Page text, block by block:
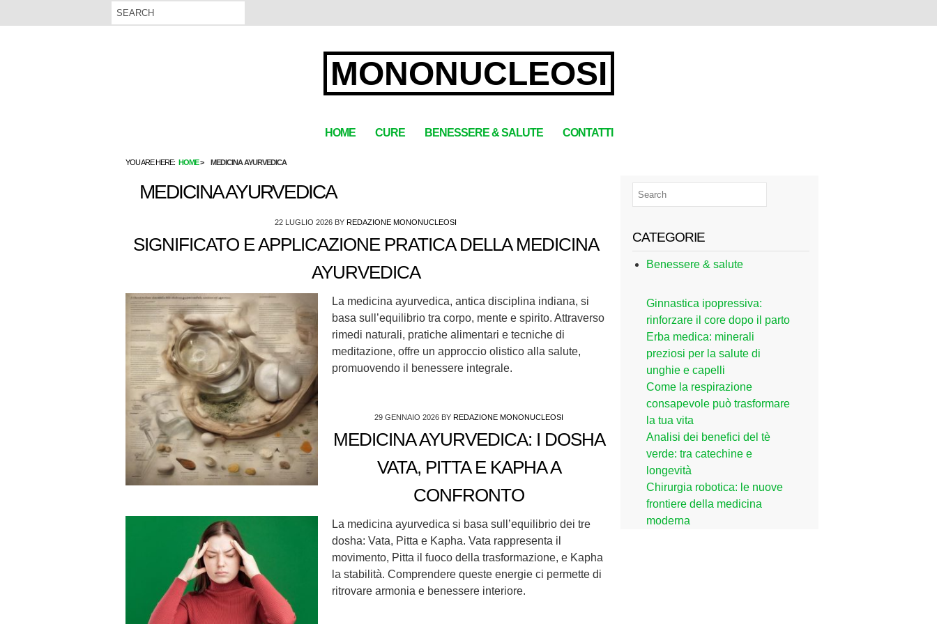
MONONUCLEOSI
HOME CURE BENESSERE & SALUTE CONTATTI
YOU ARE HERE: HOME MEDICINA AYURVEDICA
MEDICINA AYURVEDICA
22 LUGLIO 2026 BYREDAZIONE MONONUCLEOSI
SIGNIFICATO E APPLICAZIONE PRATICA DELLA MEDICINA
AYURVEDICA
La medicina ayurvedica, antica disciplina indiana, si
basa sull’equilibrio tra corpo, mente e spirito. Attraverso
rimedi naturali, pratiche alimentari e tecniche di
meditazione, offre un approccio olistico alla salute,
promuovendo il benessere integrale.
29 GENNAIO 2026 BYREDAZIONE MONONUCLEOSI
MEDICINA AYURVEDICA: I DOSHA
VATA, PITTA E KAPHA A
CONFRONTO
La medicina ayurvedica si basa sull’equilibrio dei tre
dosha: Vata, Pitta e Kapha. Vata rappresenta il
movimento, Pitta il fuoco della trasformazione, e Kapha
la stabilità. Comprendere queste energie ci permette di
ritrovare armonia e benessere interiore.
CATEGORIE
Benessere & salute
Ginnastica ipopressiva:
rinforzare il core dopo il parto
Erba medica: minerali
preziosi per la salute di
unghie e capelli
Come la respirazione
consapevole può trasformare
la tua vita
Analisi dei benefici del tè
verde: tra catechine e
longevità
Chirurgia robotica: le nuove
frontiere della medicina
moderna